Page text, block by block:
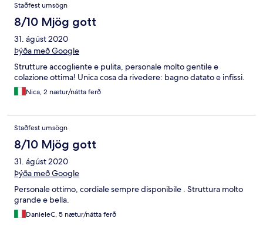
Staðfest umsögn
8/10 Mjög gott
31. ágúst 2020
Þýða með Google
Strutture accogliente e pulita, personale molto gentile e
colazione ottima! Unica cosa da rivedere: bagno datato e infissi.
Nica, 2 nætur/nátta ferð
Staðfest umsögn
8/10 Mjög gott
31. ágúst 2020
Þýða með Google
Personale ottimo, cordiale sempre disponibile . Struttura molto
grande e bella.
DanieleC, 5 nætur/nátta ferð